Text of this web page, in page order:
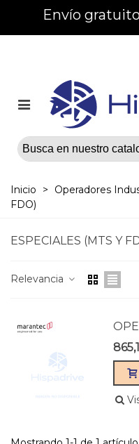
Envío
Inicio > Operadores
FDO)
ESPECIALES (MTS Y
Relevancia